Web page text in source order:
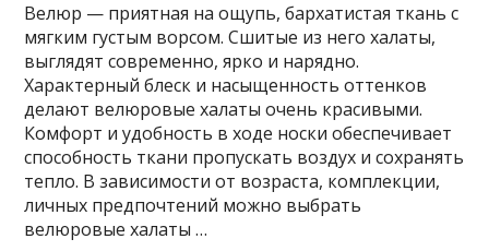
Велюр — приятная на ощупь, бархатистая ткань с
мягким густым ворсом. Сшитые из него халаты,
выглядят современно, ярко и нарядно.
Характерный блеск и насыщенность оттенков
делают велюровые халаты очень красивыми.
Комфорт и удобность в ходе носки обеспечивает
способность ткани пропускать воздух и сохранять
тепло. В зависимости от возраста, комплекции,
личных предпочтений можно выбрать
велюровые халаты …